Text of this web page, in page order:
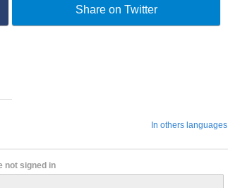
Share on Twitter
In others languages
not signed in